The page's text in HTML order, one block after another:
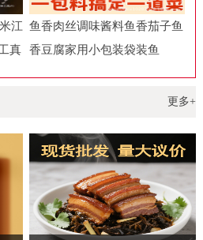
江
真
鱼香肉丝调味酱料鱼香茄子鱼
香豆腐家用小包装袋装鱼
更多+